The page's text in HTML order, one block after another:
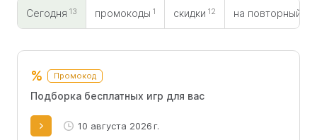
Сегодня 13 промокоды 1 скидки 12 на повторный
% Промокод
Подборка бесплатных игр для вас
10 августа 2026 г.
вы сможете легко найти множество новинок, а если
примените промокоды Zaka Zaka, то получите хорошую